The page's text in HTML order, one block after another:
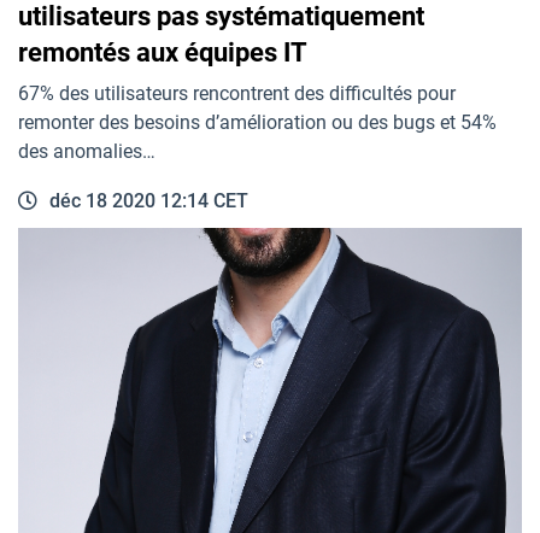
utilisateurs pas systématiquement
remontés aux équipes IT
67% des utilisateurs rencontrent des difficultés pour
remonter des besoins d’amélioration ou des bugs et 54%
des anomalies…
déc 18 2020 12:14 CET